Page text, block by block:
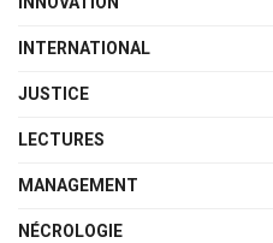
INTERNATIONAL
JUSTICE
LECTURES
MANAGEMENT
NÉCROLOGIE